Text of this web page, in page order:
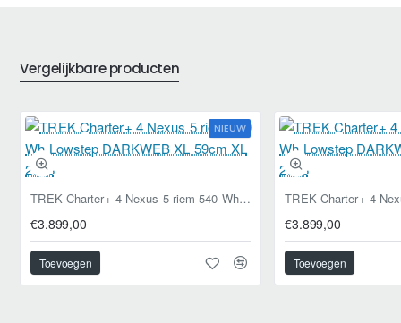
Vergelijkbare producten
NIEUW
TREK Charter+ 4 Nexus 5 riem 540 Wh Lowstep DARKWEB XL 59cm XL 2026
€3.899,00
Toevoegen
€3.899,00
Toevoegen